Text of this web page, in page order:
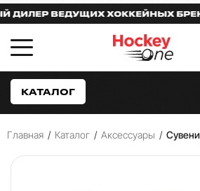
ВЕДУЩИХ ХОККЕЙНЫХ БРЕНДОВ:
КАТАЛОГ
Главная / Каталог / Аксессуары /